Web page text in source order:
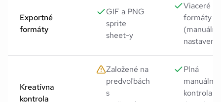
Exportné
formáty
GIF a PNG
sprite
sheet-y
Viaceré
formáty
(manuálne
Kreatívna
kontrola
Založené na
predvoľbách
s
Plná
manuálna
kontrola